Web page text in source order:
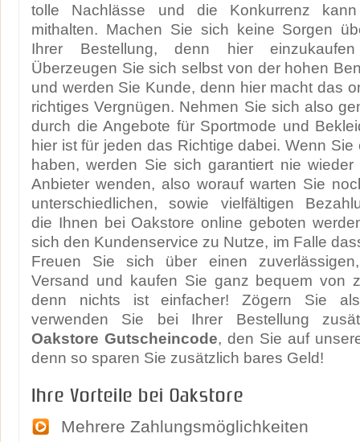
tolle Nachlässe und die Konkurrenz
mithalten. Machen Sie sich keine Sorgen
Ihrer Bestellung, denn hier
Überzeugen Sie sich selbst von der hohen
und werden Sie Kunde, denn hier macht das
richtiges Vergnügen. Nehmen Sie sich also
durch die Angebote für Sportmode und
hier ist für jeden das Richtige dabei. Wenn Sie
haben, werden Sie sich garantiert nie
Anbieter wenden, also worauf warten Sie
unterschiedlichen, sowie vielfältigen
die Ihnen bei Oakstore online geboten
sich den Kundenservice zu Nutze, im Falle
Freuen Sie sich über einen
Versand und kaufen Sie ganz bequem von
denn nichts ist einfacher! Zögern Sie
verwenden Sie bei Ihrer Bestellung
Oakstore Gutscheincode, den Sie auf
denn so sparen Sie zusätzlich bares Geld!
Ihre Vorteile bei Oakstore
Mehrere Zahlungsmöglichkeiten